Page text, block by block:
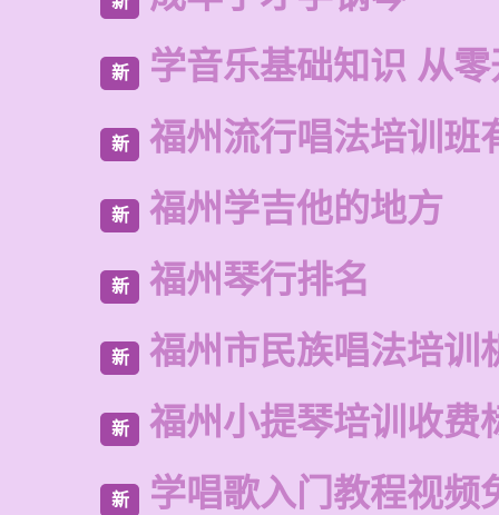
新 学音乐基础知识 从
新 福州流行唱法培训班
新 福州学吉他的地方
新 福州琴行排名
新 福州市民族唱法培训
新 福州小提琴培训收费
新 学唱歌入门教程视频